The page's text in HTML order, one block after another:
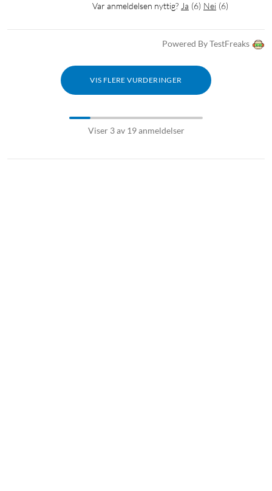
helst. Du kan prøve Ring Protect kostnadsfri i 30 dager.
Var anmeldelsen nyttig? Ja (6) Nei (6)
Powered By TestFreaks
VIS FLERE VURDERINGER
Viser 3 av 19 anmeldelser